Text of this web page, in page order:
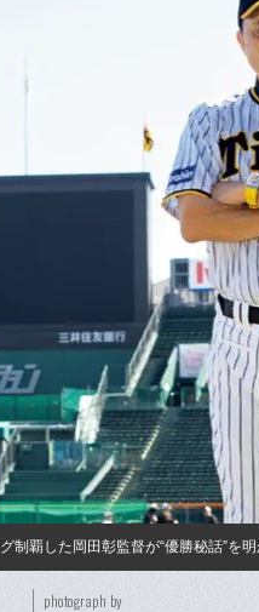
制覇した岡田彰監督が“優勝秘話”を
photograph by